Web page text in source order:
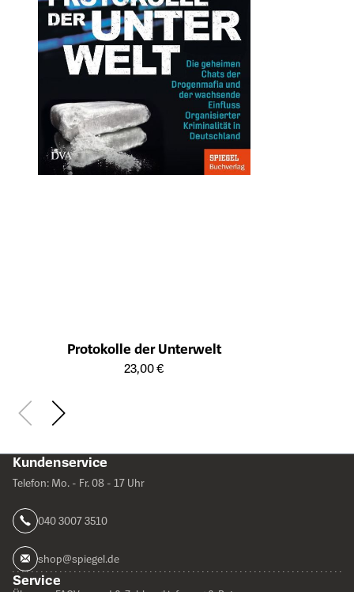
Protokolle der Unterwelt
Öffnet die Detailseite des Produkts
23,00 €
Kundenservice
Telefon: Mo. - Fr. 08 - 17 Uhr
040 3007 3510
shop@spiegel.de
Service